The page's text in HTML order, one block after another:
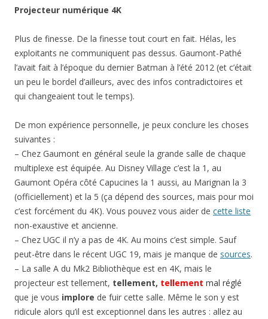
Projecteur numérique 4K
Plus de finesse. De la finesse tout court en fait. Hélas, les
exploitants ne communiquent pas dessus. Gaumont-Pathé
l’avait fait à l’époque du dernier Batman à l’été 2012 (et c’était
un peu le bordel d’ailleurs, avec des infos contradictoires et
qui changeaient tout le temps).
De mon expérience personnelle, je peux conclure les choses
suivantes :
– Chez Gaumont en général seule la grande salle de chaque
multiplexe est équipée. Au Disney Village c’est la 1, au
Gaumont Opéra côté Capucines la 1 aussi, au Marignan la 3
(officiellement) et la 5 (ça dépend des sources, mais pour moi
c’est forcément du 4K). Vous pouvez vous aider de cette liste
non-exaustive et ancienne.
– Chez UGC il n’y a pas de 4K. Au moins c’est simple. Sauf
peut-être dans le récent UGC 19, mais je manque de sources.
– La salle A du Mk2 Bibliothèque est en 4K, mais le
projecteur est tellement, tellement, tellement mal réglé
que je vous implore de fuir cette salle. Même le son y est
ridicule alors qu’il est exceptionnel dans les autres : allez au